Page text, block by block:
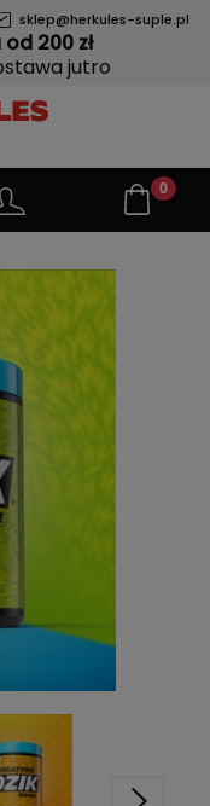
sklep@herkules-suple.pl
200 zł
jutro